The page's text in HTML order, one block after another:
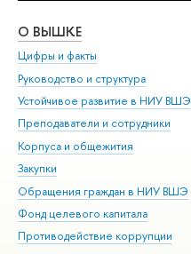
О ВЫШКЕ
Цифры и факты
Руководство и структура
Устойчивое развитие в НИУ ВШЭ
Преподаватели и сотрудники
Корпуса и общежития
Закупки
Обращения граждан в НИУ ВШЭ
Фонд целевого капитала
Противодействие коррупции